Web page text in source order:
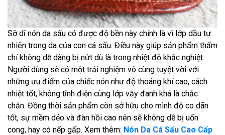
Sỡ dĩ nón da sấu có được độ bền này chính là vì lớp dầu tự
nhiên trong da của con cá sấu. Điều này giúp sản phẩm thẩm
chí không dễ dàng bị nứt dù là trong nhiệt độ khắc nghiệt.
Người dùng sẽ có một trải nghiệm vô cùng tuyệt vời với
những ưu điểm của chiếc nón như độ thoáng khí cao, cách
nhiệt tốt, không tĩnh điện cùng lớp vẫy đanh khá là chắc
chắn. Đồng thời sản phẩm còn sở hữu cho mình độ co dãn
tốt, sự mềm dẻo và đàn hồi cao nên sẽ không dễ bị uốn
cong, hay có nếp gấp. Xem thêm: Nón Da Cá Sấu Cao Cấp